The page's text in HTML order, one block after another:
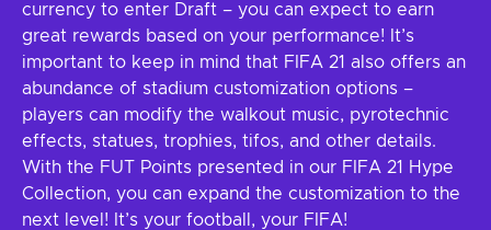
currency to enter Draft – you can expect to earn
great rewards based on your performance! It’s
important to keep in mind that FIFA 21 also offers an
abundance of stadium customization options –
players can modify the walkout music, pyrotechnic
effects, statues, trophies, tifos, and other details.
With the FUT Points presented in our FIFA 21 Hype
Collection, you can expand the customization to the
next level! It’s your football, your FIFA!